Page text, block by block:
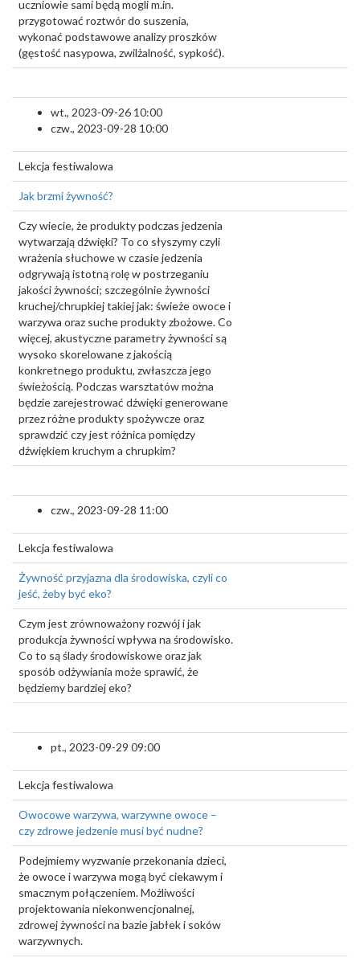
uczniowie sami będą mogli m.in.
przygotować roztwór do suszenia,
wykonać podstawowe analizy proszków
(gęstość nasypowa, zwilżalność, sypkość).
wt., 2023-09-26 10:00
czw., 2023-09-28 10:00
Lekcja festiwalowa
Jak brzmi żywność?
Czy wiecie, że produkty podczas jedzenia
wytwarzają dźwięki? To co słyszymy czyli
wrażenia słuchowe w czasie jedzenia
odgrywają istotną rolę w postrzeganiu
jakości żywności; szczególnie żywności
kruchej/chrupkiej takiej jak: świeże owoce i
warzywa oraz suche produkty zbożowe. Co
więcej, akustyczne parametry żywności są
wysoko skorelowane z jakością
konkretnego produktu, zwłaszcza jego
świeżością. Podczas warsztatów można
będzie zarejestrować dźwięki generowane
przez różne produkty spożywcze oraz
sprawdzić czy jest różnica pomiędzy
dźwiękiem kruchym a chrupkim?
czw., 2023-09-28 11:00
Lekcja festiwalowa
Żywność przyjazna dla środowiska, czyli co
jeść, żeby być eko?
Czym jest zrównoważony rozwój i jak
produkcja żywności wpływa na środowisko.
Co to są ślady środowiskowe oraz jak
sposób odżywiania może sprawić, że
będziemy bardziej eko?
pt., 2023-09-29 09:00
Lekcja festiwalowa
Owocowe warzywa, warzywne owoce –
czy zdrowe jedzenie musi być nudne?
Podejmiemy wyzwanie przekonania dzieci,
że owoce i warzywa mogą być ciekawym i
smacznym połączeniem. Możliwości
projektowania niekonwencjonalnej,
zdrowej żywności na bazie jabłek i soków
warzywnych.